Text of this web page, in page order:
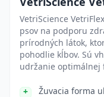
VetriScience
psov na podporu
prírodných látok,
pohodlie kĺbov. Sú
udržanie optimálnej
Žuvacia forma